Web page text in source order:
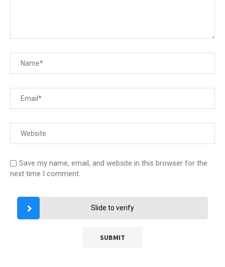
Save my name, email, and website in this browser for the
next time I comment.
Slide to verify